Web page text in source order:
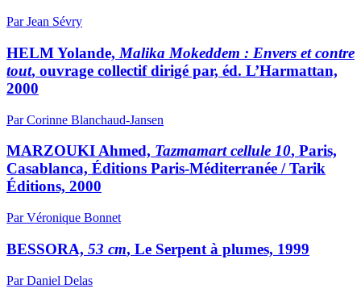
Par Jean Sévry
HELM Yolande, Malika Mokeddem : Envers et contre
tout, ouvrage collectif dirigé par, éd. L’Harmattan,
2000
Par Corinne Blanchaud-Jansen
MARZOUKI Ahmed, Tazmamart cellule 10, Paris,
Casablanca, Éditions Paris-Méditerranée / Tarik
Éditions, 2000
Par Véronique Bonnet
BESSORA, 53 cm, Le Serpent à plumes, 1999
Par Daniel Delas